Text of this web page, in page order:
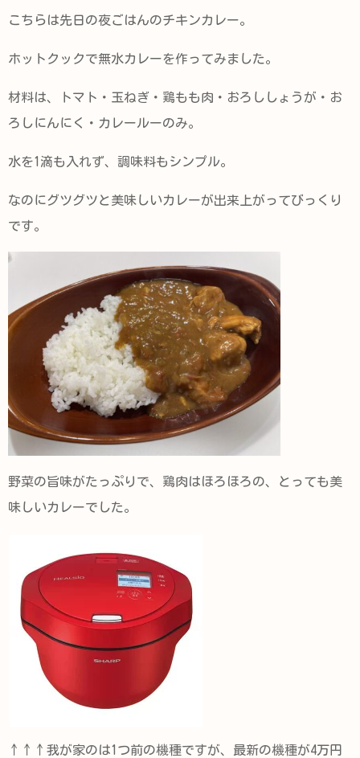
こちらは先日の夜ごはんのチキンカレー。
ホットクックで無水カレーを作ってみました。
材料は、トマト・玉ねぎ・鶏もも肉・おろししょうが・お
ろしにんにく・カレールーのみ。
水を1滴も入れず、調味料もシンプル。
なのにグツグツと美味しいカレーが出来上がってびっくり
です。
野菜の旨味がたっぷりで、鶏肉はほろほろの、とっても美
味しいカレーでした。
↑↑↑我が家のは1つ前の機種ですが、最新の機種が4万円